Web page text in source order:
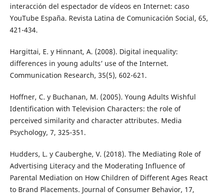
interacción del espectador de vídeos en Internet: caso
YouTube España. Revista Latina de Comunicación Social, 65,
421-434.
Hargittai, E. y Hinnant, A. (2008). Digital inequality:
differences in young adults’ use of the Internet.
Communication Research, 35(5), 602-621.
Hoffner, C. y Buchanan, M. (2005). Young Adults Wishful
Identification with Television Characters: the role of
perceived similarity and character attributes. Media
Psychology, 7, 325-351.
Hudders, L. y Cauberghe, V. (2018). The Mediating Role of
Advertising Literacy and the Moderating Influence of
Parental Mediation on How Children of Different Ages React
to Brand Placements. Journal of Consumer Behavior, 17,